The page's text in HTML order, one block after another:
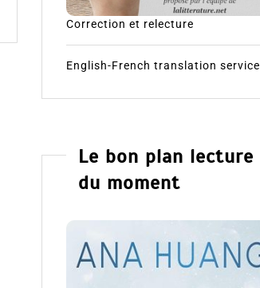
Correction et relecture
English-French translation service
Le bon plan lecture
du moment